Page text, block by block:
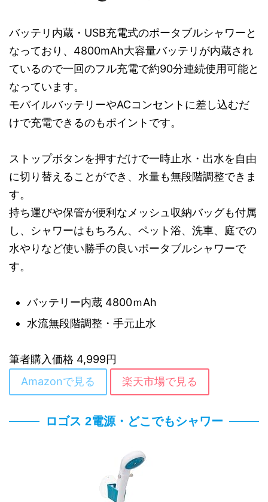
バッテリ内蔵・USB充電式のポータブルシャワーと
なっており、4800mAh大容量バッテリが内蔵され
ているので一回のフル充電で約90分連続使用可能と
なっています。
モバイルバッテリーやACコンセントに差し込むだ
けで充電できるのもポイントです。
ストップボタンを押すだけで一時止水・出水を自由
に切り替えることができ、水量も無段階調整できま
す。
持ち運びや保管が便利なメッシュ収納バッグも付属
し、シャワーはもちろん、ペット浴、洗車、庭での
水やりなど使い勝手の良いポータブルシャワーで
す。
バッテリー内蔵 4800ｍAh
水流無段階調整・手元止水
筆者購入価格 4,999円
Amazonで見る
楽天市場で見る
ロゴス 2電源・どこでもシャワー